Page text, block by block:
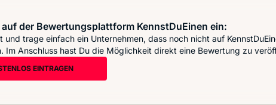
auf der Bewertungsplattform KennstDuEinen ein:
trage einfach ein Unternehmen, dass noch nicht auf
Im Anschluss hast Du die Möglichkeit direkt eine Bewertung zu
EINTRAGEN